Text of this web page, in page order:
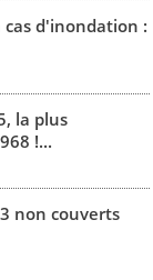
cas d'inondation :
la plus
!...
non couverts